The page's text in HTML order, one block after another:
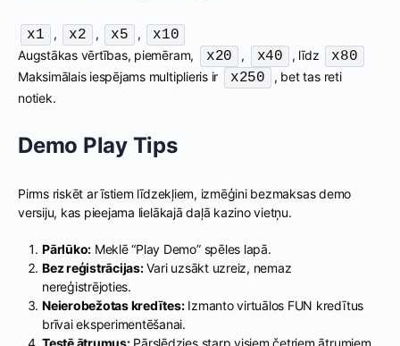
x1 , x2 , x5 , x10
Augstākas vērtības, piemēram, x20 , x40 , līdz x80
Maksimālais iespējams multiplieris ir x250
, bet tas reti
notiek.
Demo Play Tips
Pirms riskēt ar īstiem līdzekļiem, izmēģini bezmaksas demo
versiju, kas pieejama lielākajā daļā kazino vietņu.
Pārlūko: Meklē “Play Demo” spēles lapā.
Bez reģistrācijas:Vari uzsākt uzreiz, nemaz
nereģistrējoties.
Neierobežotas kredītes:Izmanto virtuālos FUN kredītus
brīvai eksperimentēšanai.
Testē ātrumus:Pārslēdzies starp visiem četriem ātrumiem,